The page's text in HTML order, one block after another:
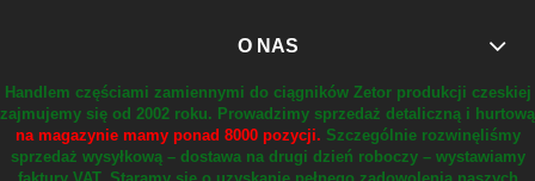
O NAS
Handlem częściami zamiennymi do ciągników Zetor produkcji czeskiej
zajmujemy się od 2002 roku. Prowadzimy sprzedaż detaliczną i hurtową
na magazynie mamy ponad 8000 pozycji. Szczególnie rozwinęliśmy
sprzedaż wysyłkową – dostawa na drugi dzień roboczy – wystawiamy